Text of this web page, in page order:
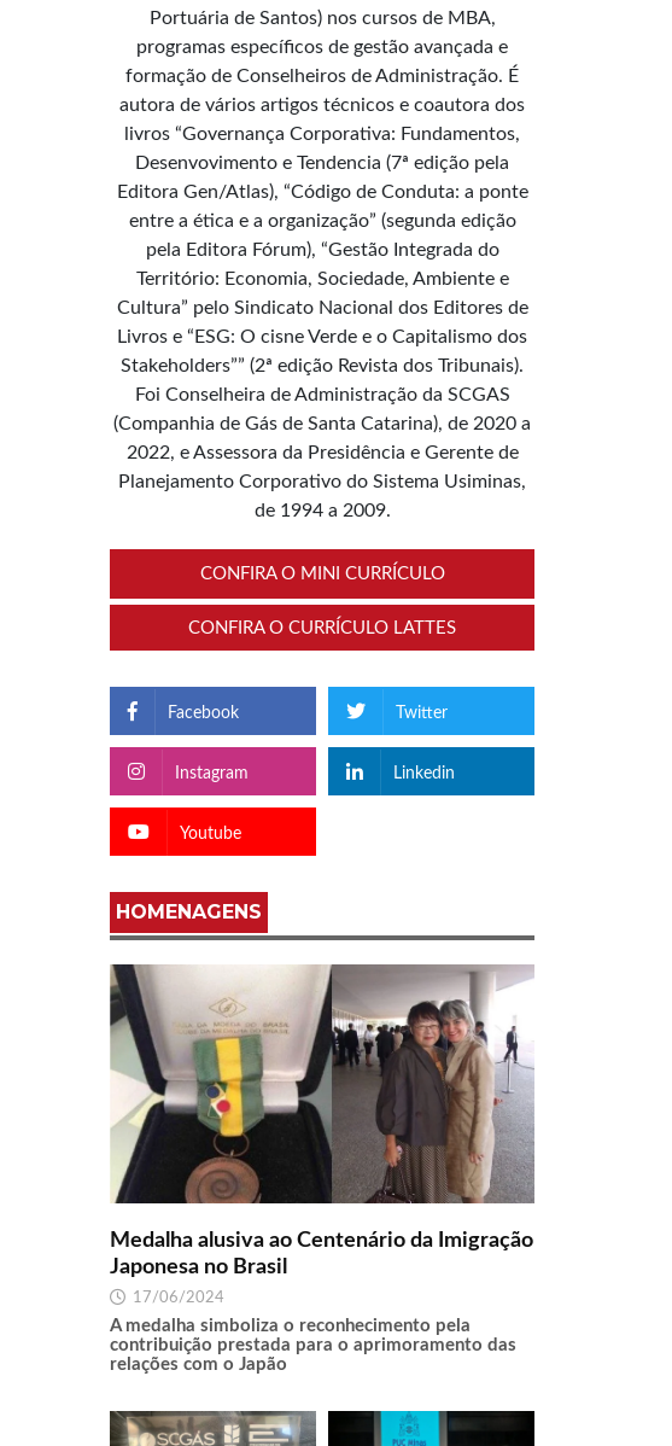
Portuária de Santos) nos cursos de MBA,
programas específicos de gestão avançada e
formação de Conselheiros de Administração. É
autora de vários artigos técnicos e coautora dos
livros “Governança Corporativa: Fundamentos,
Desenvovimento e Tendencia (7ª edição pela
Editora Gen/Atlas), “Código de Conduta: a ponte
entre a ética e a organização” (segunda edição
pela Editora Fórum), “Gestão Integrada do
Território: Economia, Sociedade, Ambiente e
Cultura” pelo Sindicato Nacional dos Editores de
Livros e “ESG: O cisne Verde e o Capitalismo dos
Stakeholders”” (2ª edição Revista dos Tribunais).
Foi Conselheira de Administração da SCGAS
(Companhia de Gás de Santa Catarina), de 2020 a
2022, e Assessora da Presidência e Gerente de
Planejamento Corporativo do Sistema Usiminas,
de 1994 a 2009.
CONFIRA O MINI CURRÍCULO
CONFIRA O CURRÍCULO LATTES
Facebook Twitter
Instagram Linkedin
Youtube
HOMENAGENS
Medalha alusiva ao Centenário da Imigração
Japonesa no Brasil
17/06/2024
A medalha simboliza o reconhecimento pela
contribuição prestada para o aprimoramento das
relações com o Japão